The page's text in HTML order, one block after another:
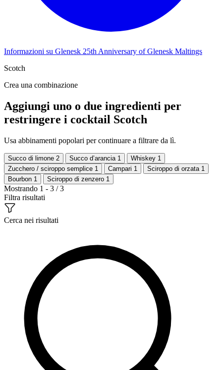
Informazioni su Glenesk 25th Anniversary of Glenesk Maltings
Scotch
Crea una combinazione
Aggiungi uno o due ingredienti per
restringere i cocktail Scotch
Usa abbinamenti popolari per continuare a filtrare da lì.
Succo di limone 2 Succo d’arancia 1 Whiskey 1
Zucchero / sciroppo semplice 1 Campari 1 Sciroppo di orzata 1
Bourbon 1 Sciroppo di zenzero 1
Mostrando 1 - 3 / 3
Filtra risultati
Cerca nei risultati